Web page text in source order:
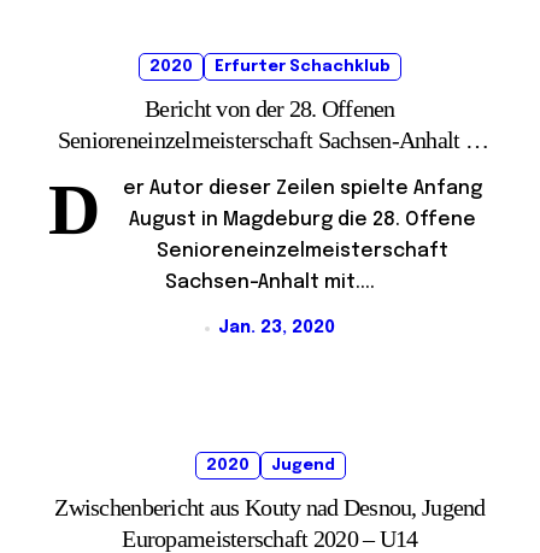
2020 Erfurter Schachklub
Bericht von der 28. Offenen
Senioreneinzelmeisterschaft Sachsen-Anhalt in
Magdeburg
D
er Autor dieser Zeilen spielte Anfang
August in Magdeburg die 28. Offene
Senioreneinzelmeisterschaft
Sachsen-Anhalt mit....
Jan. 23, 2020
2020 Jugend
Zwischenbericht aus Kouty nad Desnou, Jugend
Europameisterschaft 2020 – U14